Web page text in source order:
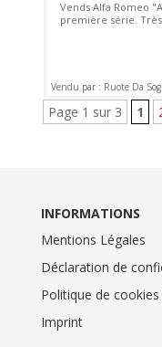
Vends Alfa Romeo
première série.
Vendu par : Ruote Da
Page 1 sur 3 1
INFORMATIONS
Mentions Légales
Déclaration de
Politique de cookies
Imprint